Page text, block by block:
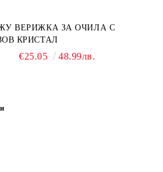
ВЕРИЖКА ЗА ОЧИЛА С
КРИСТАЛ
€25.05 48.99лв.